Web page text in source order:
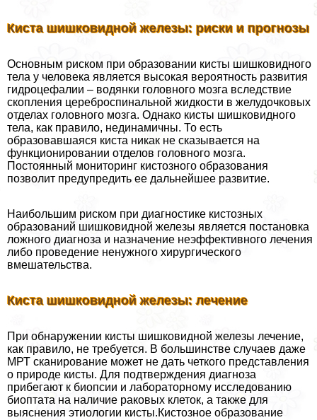
Киста шишковидной железы: риски и прогнозы
Основным риском при образовании кисты шишковидного
тела у человека является высокая вероятность развития
гидроцефалии – водянки головного мозга вследствие
скопления цереброспинальной жидкости в желудочковых
отделах головного мозга. Однако кисты шишковидного
тела, как правило, нединамичны. То есть
образовавшаяся киста никак не сказывается на
функционировании отделов головного мозга.
Постоянный мониторинг кистозного образования
позволит предупредить ее дальнейшее развитие.
Наибольшим риском при диагностике кистозных
образований шишковидной железы является постановка
ложного диагноза и назначение неэффективного лечения
либо проведение ненужного хирургического
вмешательства.
Киста шишковидной железы: лечение
При обнаружении кисты шишковидной железы лечение,
как правило, не требуется. В большинстве случаев даже
МРТ сканирование может не дать четкого представления
о природе кисты. Для подтверждения диагноза
прибегают к биопсии и лабораторному исследованию
биоптата на наличие paковых клеток, а также для
выяснения этиологии кисты.Кистозное образование